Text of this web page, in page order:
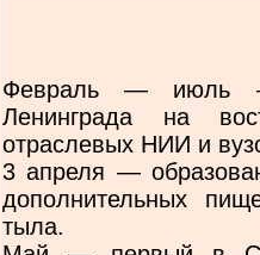
Февраль — июль —
Ленинграда на
отраслевых НИИ и
3 апреля —
дополнительных
тыла.